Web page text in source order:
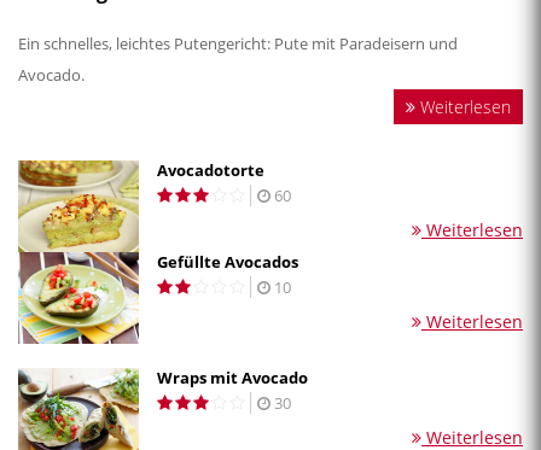
Ein schnelles, leichtes Putengericht: Pute mit Paradeisern und
Avocado.
Weiterlesen
Avocadotorte
60
Weiterlesen
Gefüllte Avocados
10
Weiterlesen
Wraps mit Avocado
30
Weiterlesen